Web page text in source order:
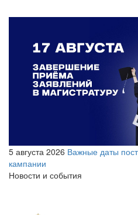
5 августа 2026 Важные даты
кампании
Новости и события